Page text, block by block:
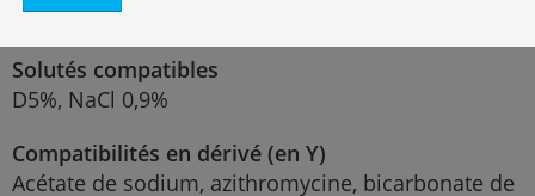
Solutés compatibles
D5%, NaCl 0,9%
Compatibilités en dérivé (en Y)
Acétate de sodium, azithromycine, bicarbonate de
Ce guide a été développé pour les unités de néonatologie
du CHU Sainte-Justine, un hôpital universitaire de soins
tertiaires. Les recommandations qui y figurent peuvent ne
pas convenir à d’autres milieux dont la clientèle, le mode
de fonctionnement et les équipements de surveillance
peuvent être différents. Les auteures, les réviseurs et les
contributeurs du guide ne pourront en aucun temps être